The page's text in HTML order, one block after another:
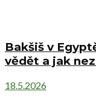
Bakšiš v
vědět a jak
18.5.2026